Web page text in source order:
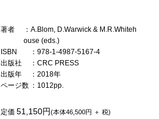
著者
：A.Blom, D.Warwick & M.R.Whiteh
ouse (eds.)
ISBN
：978-1-4987-5167-4
出版社
：CRC PRESS
出版年
：2018年
ページ数 ：1012pp.
定価51,150円(本体46,500円 ＋ 税)